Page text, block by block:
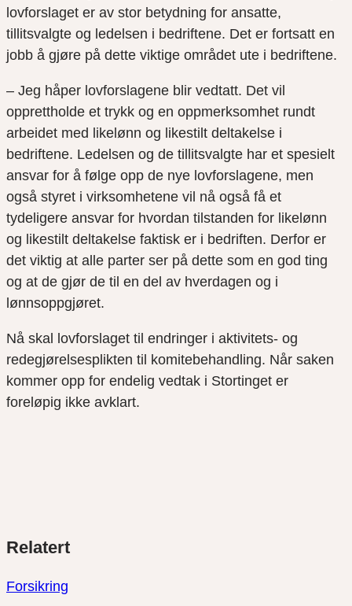
lovforslaget er av stor betydning for ansatte,
tillitsvalgte og ledelsen i bedriftene. Det er fortsatt en
jobb å gjøre på dette viktige området ute i bedriftene.
– Jeg håper lovforslagene blir vedtatt. Det vil
opprettholde et trykk og en oppmerksomhet rundt
arbeidet med likelønn og likestilt deltakelse i
bedriftene. Ledelsen og de tillitsvalgte har et spesielt
ansvar for å følge opp de nye lovforslagene, men
også styret i virksomhetene vil nå også få et
tydeligere ansvar for hvordan tilstanden for likelønn
og likestilt deltakelse faktisk er i bedriften. Derfor er
det viktig at alle parter ser på dette som en god ting
og at de gjør de til en del av hverdagen og i
lønnsoppgjøret.
Nå skal lovforslaget til endringer i aktivitets- og
redegjørelsesplikten til komitebehandling. Når saken
kommer opp for endelig vedtak i Stortinget er
foreløpig ikke avklart.
Del
Del
twitter
Del
facebook
Relatert
Forsikring